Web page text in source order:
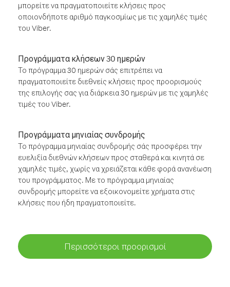
μπορείτε να πραγματοποιείτε κλήσεις προς
οποιονδήποτε αριθμό παγκοσμίως με τις χαμηλές τιμές
του Viber.
Προγράμματα κλήσεων 30 ημερών
Το πρόγραμμα 30 ημερών σάς επιτρέπει να
πραγματοποιείτε διεθνείς κλήσεις προς προορισμούς
της επιλογής σας για διάρκεια 30 ημερών με τις χαμηλές
τιμές του Viber.
Προγράμματα μηνιαίας συνδρομής
Το πρόγραμμα μηνιαίας συνδρομής σάς προσφέρει την
ευελιξία διεθνών κλήσεων προς σταθερά και κινητά σε
χαμηλές τιμές, χωρίς να χρειάζεται κάθε φορά ανανέωση
του προγράμματος. Με το πρόγραμμα μηνιαίας
συνδρομής μπορείτε να εξοικονομείτε χρήματα στις
κλήσεις που ήδη πραγματοποιείτε.
Περισσότεροι προορισμοί